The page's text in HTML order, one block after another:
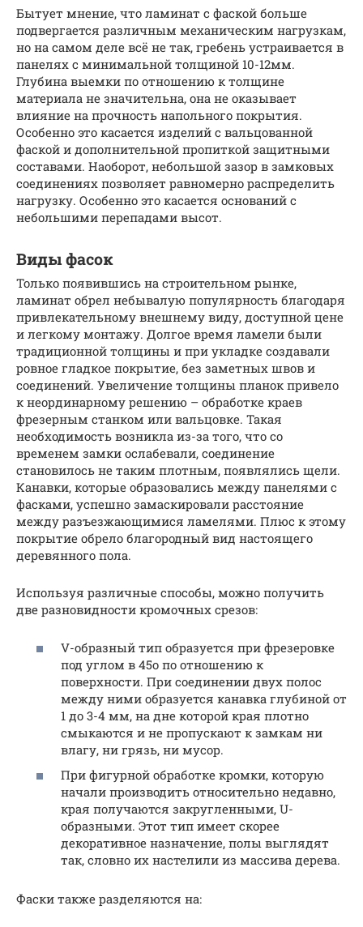
Бытует мнение, что ламинат с фаской больше
подвергается различным механическим нагрузкам,
но на самом деле всё не так, гребень устраивается в
панелях с минимальной толщиной 10-12мм.
Глубина выемки по отношению к толщине
материала не значительна, она не оказывает
влияние на прочность напольного покрытия.
Особенно это касается изделий с вальцованной
фаской и дополнительной пропиткой защитными
составами. Наоборот, небольшой зазор в замковых
соединениях позволяет равномерно распределить
нагрузку. Особенно это касается оснований с
небольшими перепадами высот.
Виды фасок
Только появившись на строительном рынке,
ламинат обрел небывалую популярность благодаря
привлекательному внешнему виду, доступной цене
и легкому монтажу. Долгое время ламели были
традиционной толщины и при укладке создавали
ровное гладкое покрытие, без заметных швов и
соединений. Увеличение толщины планок привело
к неординарному решению – обработке краев
фрезерным станком или вальцовке. Такая
необходимость возникла из-за того, что со
временем замки ослабевали, соединение
становилось не таким плотным, появлялись щели.
Канавки, которые образовались между панелями с
фасками, успешно замаскировали расстояние
между разъезжающимися ламелями. Плюс к этому
покрытие обрело благородный вид настоящего
деревянного пола.
Используя различные способы, можно получить
две разновидности кромочных срезов:
V-образный тип образуется при фрезеровке
под углом в 45о по отношению к
поверхности. При соединении двух полос
между ними образуется канавка глубиной от
1 до 3-4 мм, на дне которой края плотно
смыкаются и не пропускают к замкам ни
влагу, ни грязь, ни мусор.
При фигурной обработке кромки, которую
начали производить относительно недавно,
края получаются закругленными, U-
образными. Этот тип имеет скорее
декоративное назначение, полы выглядят
так, словно их настелили из массива дерева.
Фаски также разделяются на: